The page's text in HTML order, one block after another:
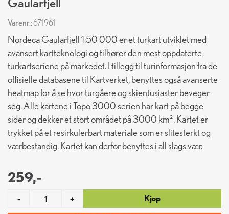
Varenr.:671961
Nordeca Gaularfjell 1:50 000 er et turkart utviklet med
avansert kartteknologi og tilhører den mest oppdaterte
turkartseriene på markedet. I tillegg til turinformasjon fra de
offisielle databasene til Kartverket, benyttes også avanserte
heatmap for å se hvor turgåere og skientusiaster beveger
seg. Alle kartene i Topo 3000 serien har kart på begge
sider og dekker et stort området på 3000 km². Kartet er
trykket på et resirkulerbart materiale som er slitesterkt og
værbestandig. Kartet kan derfor benyttes i all slags vær.
259,-
- + Kjøp